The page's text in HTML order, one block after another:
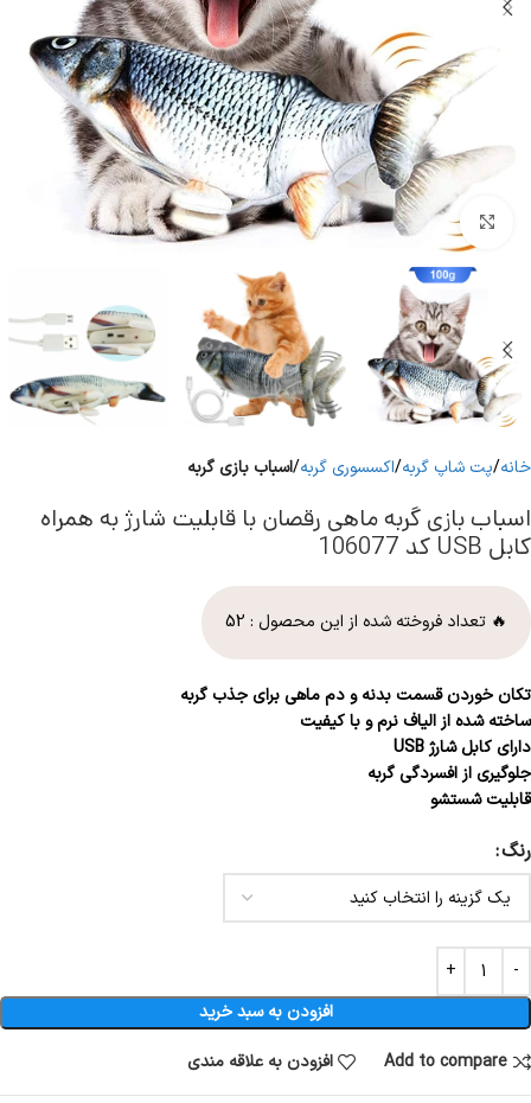
برای بزرگنمایی کلیک کنید
خانه پت شاپ گربه اکسسوری گربه اسباب بازی گربه
اسباب بازی گربه ماهی رقصان با قابلیت شارژ به همراه
کابل USB کد 106077
🔥 تعداد فروخته شده از این محصول : 52
تکان خوردن قسمت بدنه و دم ماهی برای جذب گربه
ساخته شده از الیاف نرم و با کیفیت
دارای کابل شارژ USB
جلوگیری از افسردگی گربه
قابلیت شستشو
رنگ
افزودن به سبد خرید
Add to compare
افزودن به علاقه مندی